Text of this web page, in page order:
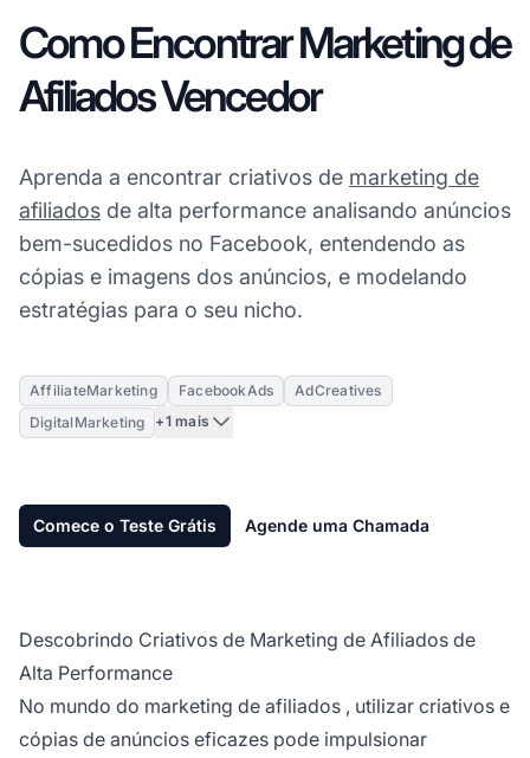
Como Encontrar Marketing de
Afiliados Vencedor
Aprenda a encontrar criativos de marketing de
afiliados de alta performance analisando anúncios
bem-sucedidos no Facebook, entendendo as
cópias e imagens dos anúncios, e modelando
estratégias para o seu nicho.
AffiliateMarketing FacebookAds
AdCreatives
DigitalMarketing
+1 mais
Comece o Teste Grátis Agende uma Chamada
Descobrindo Criativos de Marketing de Afiliados de
Alta Performance
No mundo do marketing de afiliados , utilizar criativos e
cópias de anúncios eficazes pode impulsionar